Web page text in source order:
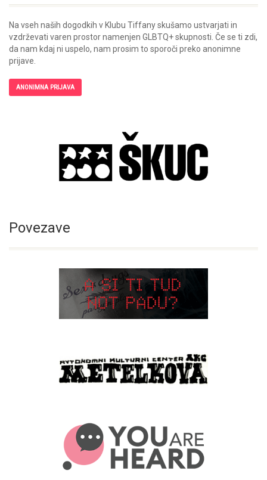
Na vseh naših dogodkih v Klubu Tiffany skušamo ustvarjati in
vzdrževati varen prostor namenjen GLBTQ+ skupnosti. Če se ti zdi,
da nam kdaj ni uspelo, nam prosim to sporoči preko anonimne
prijave.
ANONIMNA PRIJAVA
Povezave